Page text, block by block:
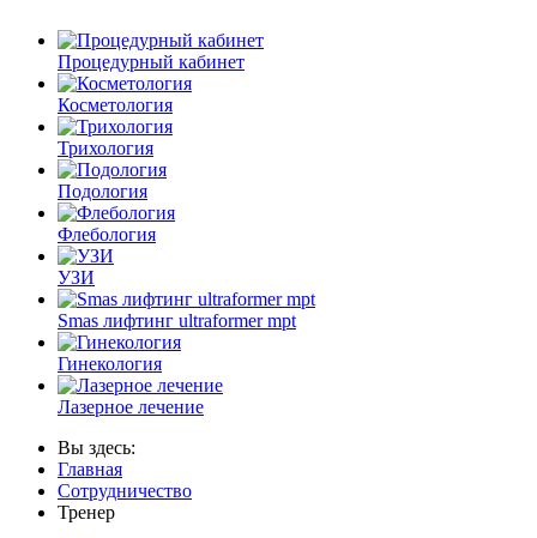
Процедурный кабинет
Косметология
Трихология
Подология
Флебология
УЗИ
Smas лифтинг ultraformer mpt
Гинекология
Лазерное лечение
Вы здесь:
Главная
Сотрудничество
Тренер